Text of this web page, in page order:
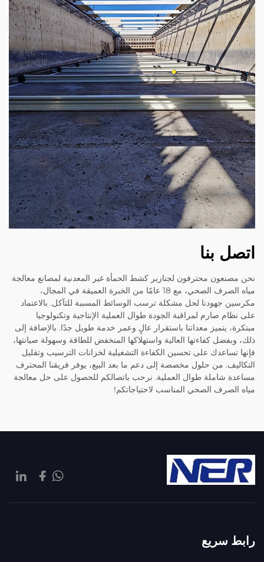
اتصل بنا
نحن مصنعون محترفون لجنازير كشط الحمأة غير المعدنية لمصانع معالجة
مياه الصرف الصحي، مع 18 عامًا من الخبرة العميقة في المجال،
مكرسين جهودنا لحل مشكلة ترسب الوسائط المسببة للتآكل. بالاعتماد
على نظام صارم لمراقبة الجودة طوال العملية الإنتاجية وتكنولوجيا
مبتكرة، يتميز معداتنا باستقرار عالٍ وعمر خدمة طويل جدًا. بالإضافة إلى
ذلك، وبفضل كفاءتها العالية واستهلاكها المنخفض للطاقة وسهولة صيانتها،
فإنها تساعدك على تحسين الكفاءة التشغيلية لخزانات الترسيب وتقليل
التكاليف. من حلول مخصصة إلى دعم ما بعد البيع، يوفر فريقنا المحترف
مساعدة شاملة طوال العملية. نرحب باتصالكم للحصول على حل معالجة
مياه الصرف الصحي المناسب لاحتياجاتكم!
رابط سريع